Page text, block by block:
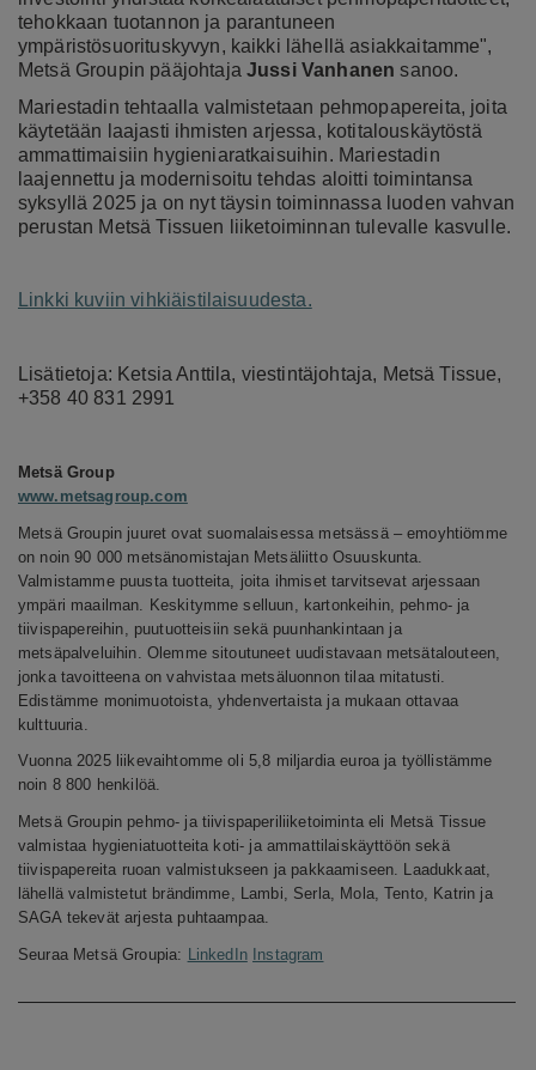
tehokkaan tuotannon ja parantuneen
ympäristösuorituskyvyn, kaikki lähellä asiakkaitamme",
Metsä Groupin pääjohtajaJussi Vanhanen sanoo.
Mariestadin tehtaalla valmistetaan pehmopapereita, joita
käytetään laajasti ihmisten arjessa, kotitalouskäytöstä
ammattimaisiin hygieniaratkaisuihin. Mariestadin
laajennettu ja modernisoitu tehdas aloitti toimintansa
syksyllä 2025 ja on nyt täysin toiminnassa luoden vahvan
perustan Metsä Tissuen liiketoiminnan tulevalle kasvulle.
Linkki kuviin vihkiäistilaisuudesta.
Lisätietoja: Ketsia Anttila, viestintäjohtaja, Metsä Tissue,
+358 40 831 2991
Metsä Group
www.metsagroup.com
Metsä Groupin juuret ovat suomalaisessa metsässä – emoyhtiömme
on noin 90 000 metsänomistajan Metsäliitto Osuuskunta.
Valmistamme puusta tuotteita, joita ihmiset tarvitsevat arjessaan
ympäri maailman. Keskitymme selluun, kartonkeihin, pehmo- ja
tiivispapereihin, puutuotteisiin sekä puunhankintaan ja
metsäpalveluihin. Olemme sitoutuneet uudistavaan metsätalouteen,
jonka tavoitteena on vahvistaa metsäluonnon tilaa mitatusti.
Edistämme monimuotoista, yhdenvertaista ja mukaan ottavaa
kulttuuria.
Vuonna 2025 liikevaihtomme oli 5,8 miljardia euroa ja työllistämme
noin 8 800 henkilöä.
Metsä Groupin pehmo- ja tiivispaperiliiketoiminta eli Metsä Tissue
valmistaa hygieniatuotteita koti- ja ammattilaiskäyttöön sekä
tiivispapereita ruoan valmistukseen ja pakkaamiseen. Laadukkaat,
lähellä valmistetut brändimme, Lambi, Serla, Mola, Tento, Katrin ja
SAGA tekevät arjesta puhtaampaa.
Seuraa Metsä Groupia: LinkedIn Instagram